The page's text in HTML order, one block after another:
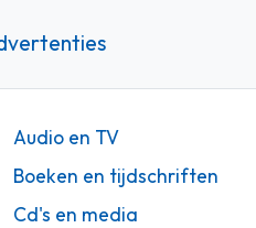
Audio en TV
Boeken en tijdschriften
Cd's en media